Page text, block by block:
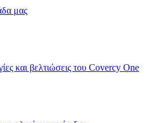
μας
και βελτιώσεις του Covercy One